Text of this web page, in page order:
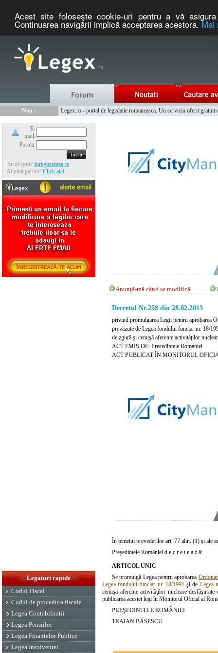
Acest site foloseşte cookie-uri pentru a vă
Continuarea navigării implică acceptarea acestora.Mai
Nou :
Legex.ro - portal de legislatie romaneasca. Un serviciu oferit
E-
mail:
Parola:
Nu ai cont? Inregistreaza-te
Ai uitat parola? Click aici
Legaturi rapide
Codul Fiscal
Codul de procedura fiscala
Legea Contabilitatii
Legea Pensiilor
Legea Finantelor Publice
Legea Insolventei
Anunţă-mă când se modifică
Decretul Nr.258 din 28.02.2013
privind promulgarea Legii pentru aprobarea
prevăzute de Legea fondului funciar nr. 18/
de zgură şi cenuşă aferente activităţilor
ACT EMIS DE: Presedintele Romaniei
ACT PUBLICAT ÎN MONITORUL
În temeiul prevederilor art. 77 alin. (1) şi ale
Preşedintele României d e c r e t e a z ă:
ARTICOL UNIC
Se promulgă Legea pentru aprobarea
Legea fondului funciar nr. 18/1991 şi de Legea
cenuşă aferente activităţilor nucleare
publicarea acestei legi în Monitorul Oficial al
PREŞEDINTELE ROMÂNIEI
TRAIAN BĂSESCU